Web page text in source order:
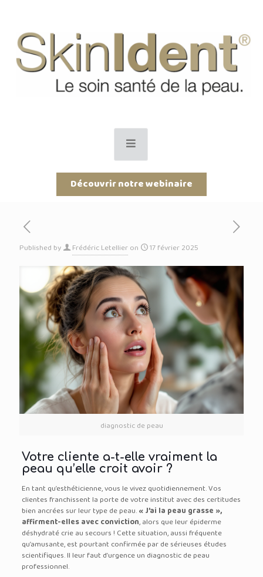
Découvrir notre webinaire
Published by Frédéric Letellieron 17 février 2025
diagnostic de peau
Votre cliente a-t-elle vraiment la
peau qu’elle croit avoir ?
En tant qu’esthéticienne, vous le vivez quotidiennement. Vos
clientes franchissent la porte de votre institut avec des certitudes
bien ancrées sur leur type de peau.« J’ai la peau grasse »,
affirment-elles avec conviction, alors que leur épiderme
déshydraté crie au secours ! Cette situation, aussi fréquente
qu’amusante, est pourtant confirmée par de sérieuses études
scientifiques. Il leur faut d’urgence un diagnostic de peau
professionnel.